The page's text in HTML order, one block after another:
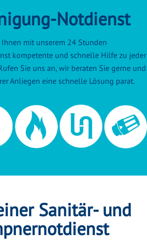
Notdienst
mit unserem 24 Stunden
kompetente und schnelle Hilfe zu jeder
Sie uns an, wir beraten Sie gerne und
Anliegen eine schnelle Lösung parat.
Sanitär- und